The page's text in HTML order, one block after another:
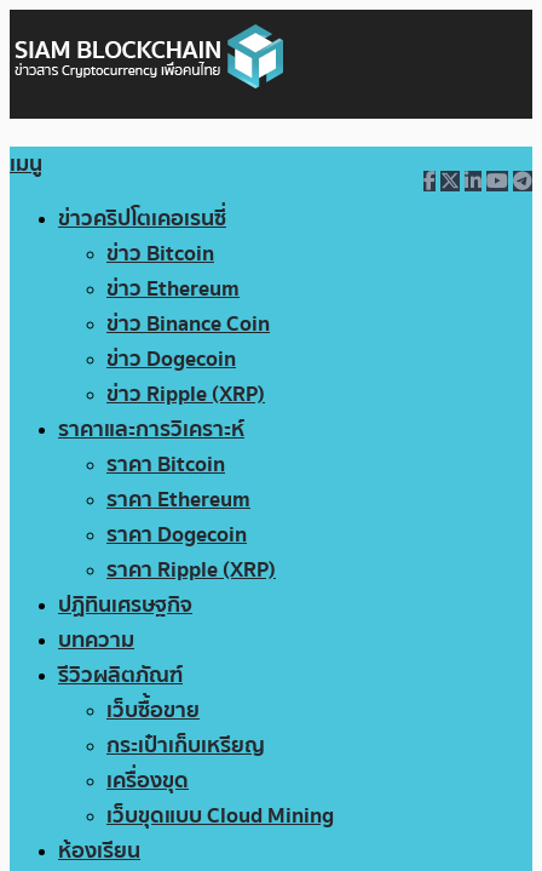
เมนู
ข่าวคริปโตเคอเรนซี่
ข่าว Bitcoin
ข่าว Ethereum
ข่าว Binance Coin
ข่าว Dogecoin
ข่าว Ripple (XRP)
ราคาและการวิเคราะห์
ราคา Bitcoin
ราคา Ethereum
ราคา Dogecoin
ราคา Ripple (XRP)
ปฏิทินเศรษฐกิจ
บทความ
รีวิวผลิตภัณฑ์
เว็บซื้อขาย
กระเป๋าเก็บเหรียญ
เครื่องขุด
เว็บขุดแบบ Cloud Mining
ห้องเรียน